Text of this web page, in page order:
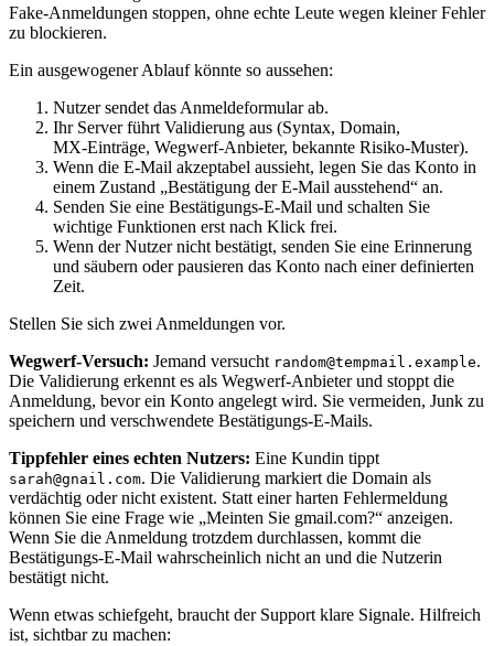
Fake‑Anmeldungen stoppen, ohne echte Leute wegen kleiner Fehler
zu blockieren.
Ein ausgewogener Ablauf könnte so aussehen:
Nutzer sendet das Anmeldeformular ab.
Ihr Server führt Validierung aus (Syntax, Domain,
MX‑Einträge, Wegwerf‑Anbieter, bekannte Risiko‑Muster).
Wenn die E‑Mail akzeptabel aussieht, legen Sie das Konto in
einem Zustand „Bestätigung der E‑Mail ausstehend“ an.
Senden Sie eine Bestätigungs‑E‑Mail und schalten Sie
wichtige Funktionen erst nach Klick frei.
Wenn der Nutzer nicht bestätigt, senden Sie eine Erinnerung
und säubern oder pausieren das Konto nach einer definierten
Zeit.
Stellen Sie sich zwei Anmeldungen vor.
Wegwerf‑Versuch: Jemand versucht random@tempmail.example.
Die Validierung erkennt es als Wegwerf‑Anbieter und stoppt die
Anmeldung, bevor ein Konto angelegt wird. Sie vermeiden, Junk zu
speichern und verschwendete Bestätigungs‑E‑Mails.
Tippfehler eines echten Nutzers: Eine Kundin tippt
sarah@gnail.com. Die Validierung markiert die Domain als
verdächtig oder nicht existent. Statt einer harten Fehlermeldung
können Sie eine Frage wie „Meinten Sie gmail.com?“ anzeigen.
Wenn Sie die Anmeldung trotzdem durchlassen, kommt die
Bestätigungs‑E‑Mail wahrscheinlich nicht an und die Nutzerin
bestätigt nicht.
Wenn etwas schiefgeht, braucht der Support klare Signale. Hilfreich
ist, sichtbar zu machen: